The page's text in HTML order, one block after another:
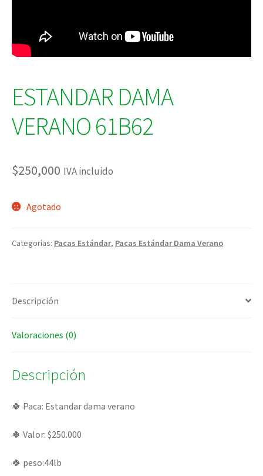
ESTANDAR DAMA
VERANO 61B62
$250,000 IVA incluido
Agotado
Categorías: Pacas Estándar, Pacas Estándar Dama Verano
Descripción
Valoraciones (0)
Descripción
🍀 Paca: Estandar dama verano
🍀 Valor: $250.000
🍀 peso:44lb